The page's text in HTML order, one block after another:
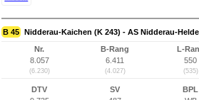
B 45 Nidderau-Kaichen (K 243) - AS Nidderau-
Nr.
8.057
(6.230)
B-Rang
6.411
(4.027)
L-
550
(535)
DTV
SV
BPL